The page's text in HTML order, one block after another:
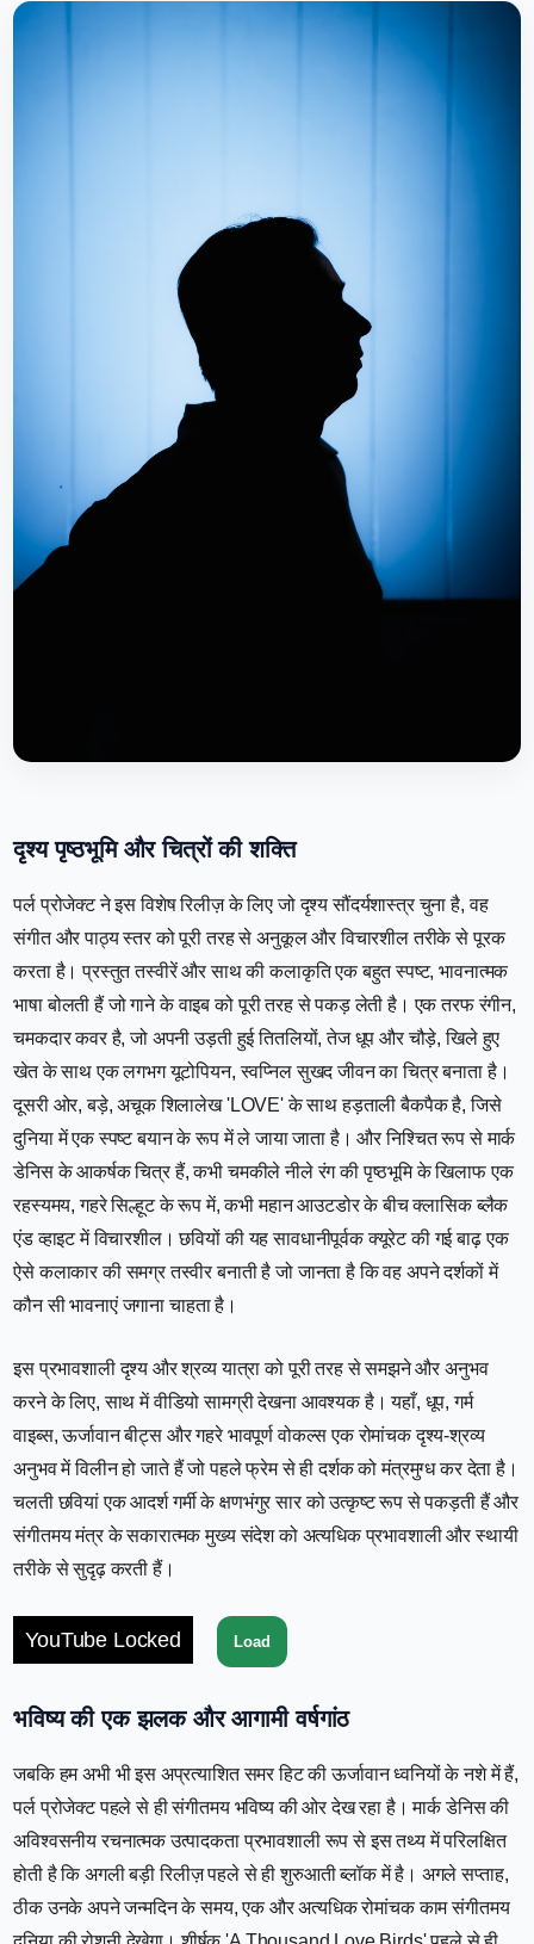
दृश्य पृष्ठभूमि और चित्रों की शक्ति
पर्ल प्रोजेक्ट ने इस विशेष रिलीज़ के लिए जो दृश्य सौंदर्यशास्त्र चुना है, वह
संगीत और पाठ्य स्तर को पूरी तरह से अनुकूल और विचारशील तरीके से पूरक
करता है। प्रस्तुत तस्वीरें और साथ की कलाकृति एक बहुत स्पष्ट, भावनात्मक
भाषा बोलती हैं जो गाने के वाइब को पूरी तरह से पकड़ लेती है। एक तरफ रंगीन,
चमकदार कवर है, जो अपनी उड़ती हुई तितलियों, तेज धूप और चौड़े, खिले हुए
खेत के साथ एक लगभग यूटोपियन, स्वप्निल सुखद जीवन का चित्र बनाता है।
दूसरी ओर, बड़े, अचूक शिलालेख 'LOVE' के साथ हड़ताली बैकपैक है, जिसे
दुनिया में एक स्पष्ट बयान के रूप में ले जाया जाता है। और निश्चित रूप से मार्क
डेनिस के आकर्षक चित्र हैं, कभी चमकीले नीले रंग की पृष्ठभूमि के खिलाफ एक
रहस्यमय, गहरे सिल्हूट के रूप में, कभी महान आउटडोर के बीच क्लासिक ब्लैक
एंड व्हाइट में विचारशील। छवियों की यह सावधानीपूर्वक क्यूरेट की गई बाढ़ एक
ऐसे कलाकार की समग्र तस्वीर बनाती है जो जानता है कि वह अपने दर्शकों में
कौन सी भावनाएं जगाना चाहता है।
इस प्रभावशाली दृश्य और श्रव्य यात्रा को पूरी तरह से समझने और अनुभव
करने के लिए, साथ में वीडियो सामग्री देखना आवश्यक है। यहाँ, धूप, गर्म
वाइब्स, ऊर्जावान बीट्स और गहरे भावपूर्ण वोकल्स एक रोमांचक दृश्य-श्रव्य
अनुभव में विलीन हो जाते हैं जो पहले फ्रेम से ही दर्शक को मंत्रमुग्ध कर देता है।
चलती छवियां एक आदर्श गर्मी के क्षणभंगुर सार को उत्कृष्ट रूप से पकड़ती हैं और
संगीतमय मंत्र के सकारात्मक मुख्य संदेश को अत्यधिक प्रभावशाली और स्थायी
तरीके से सुदृढ़ करती हैं।
YouTube Locked Load
भविष्य की एक झलक और आगामी वर्षगांठ
जबकि हम अभी भी इस अप्रत्याशित समर हिट की ऊर्जावान ध्वनियों के नशे में हैं,
पर्ल प्रोजेक्ट पहले से ही संगीतमय भविष्य की ओर देख रहा है। मार्क डेनिस की
अविश्वसनीय रचनात्मक उत्पादकता प्रभावशाली रूप से इस तथ्य में परिलक्षित
होती है कि अगली बड़ी रिलीज़ पहले से ही शुरुआती ब्लॉक में है। अगले सप्ताह,
ठीक उनके अपने जन्मदिन के समय, एक और अत्यधिक रोमांचक काम संगीतमय